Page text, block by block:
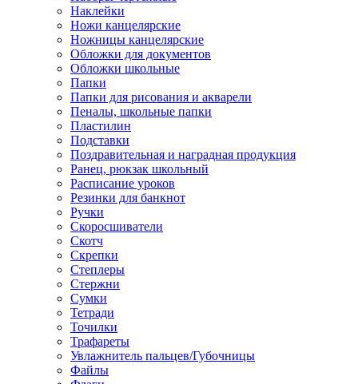
Наклейки
Ножи канцелярские
Ножницы канцелярские
Обложки для документов
Обложки школьные
Папки
Папки для рисования и акварели
Пеналы, школьные папки
Пластилин
Подставки
Поздравительная и наградная продукция
Ранец, рюкзак школьный
Расписание уроков
Резинки для банкнот
Ручки
Скоросшиватели
Скотч
Скрепки
Степлеры
Стержни
Сумки
Тетради
Точилки
Трафареты
Увлажнитель пальцев/Губочницы
Файлы